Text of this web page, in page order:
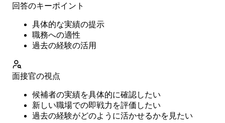
回答のキーポイント
具体的な実績の提示
職務への適性
過去の経験の活用
面接官の視点
候補者の実績を具体的に確認したい
新しい職場での即戦力を評価したい
過去の経験がどのように活かせるかを見たい